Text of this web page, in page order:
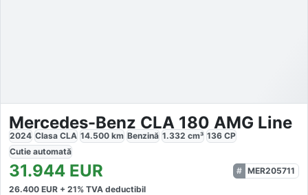
Mercedes-Benz CLA 180 AMG Line
2024 Clasa CLA 14.500 km Benzină 1.332 cm³ 136 CP
Cutie automată
31.944 EUR
MER205711
26.400 EUR + 21% TVA deductibil